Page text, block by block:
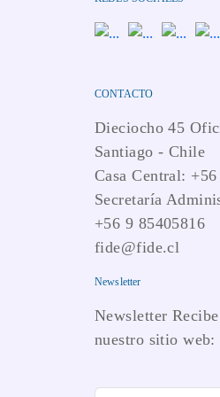
CONTACTO
Dieciocho 45
Santiago - Chile
Casa Central:
Secretaría
+56 9 85405816
fide@fide.cl
Newsletter
Newsletter
nuestro sitio web: